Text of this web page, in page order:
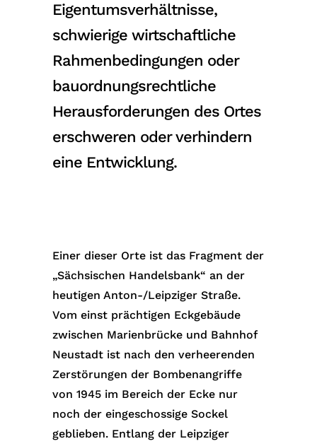
Eigentumsverhältnisse,
schwierige wirtschaftliche
Rahmenbedingungen oder
bauordnungsrechtliche
Herausforderungen des Ortes
erschweren oder verhindern
eine Entwicklung.
Einer dieser Orte ist das Fragment der
„Sächsischen Handelsbank“ an der
heutigen Anton-/Leipziger Straße.
Vom einst prächtigen Eckgebäude
zwischen Marienbrücke und Bahnhof
Neustadt ist nach den verheerenden
Zerstörungen der Bombenangriffe
von 1945 im Bereich der Ecke nur
noch der eingeschossige Sockel
geblieben. Entlang der Leipziger